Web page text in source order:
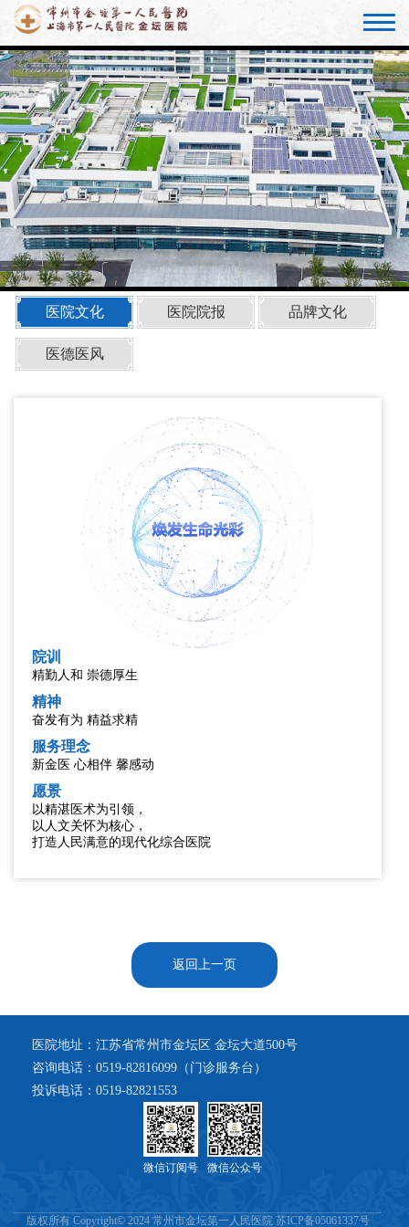
医院文化 医院院报 品牌文化
医德医风
院训
精勤人和 崇德厚生
精神
奋发有为 精益求精
服务理念
新金医 心相伴 馨感动
愿景
以精湛医术为引领，
以人文关怀为核心，
打造人民满意的现代化综合医院
返回上一页
医院地址：江苏省常州市金坛区 金坛大道500号
咨询电话：0519-82816099（门诊服务台）
投诉电话：0519-82821553
微信订阅号 微信公众号
版权所有 Copyright© 2024 常州市金坛第一人民医院 苏ICP备05061337号